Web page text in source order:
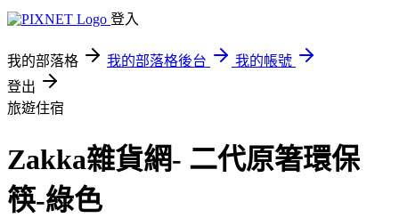
登入
我的部落格 我的部落格後台
我的帳號
登出
旅遊住宿
Zakka雜貨網- 二代原箸環保
筷-綠色